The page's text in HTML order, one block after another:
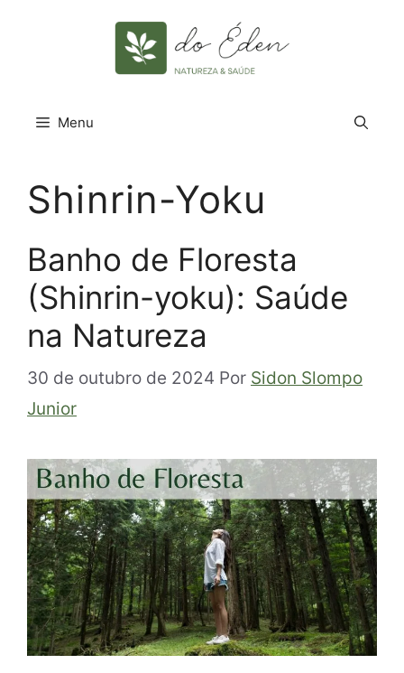
Menu
Shinrin-Yoku
Banho de Floresta
(Shinrin-yoku): Saúde
na Natureza
30 de outubro de 2024 Por Sidon Slompo
Junior